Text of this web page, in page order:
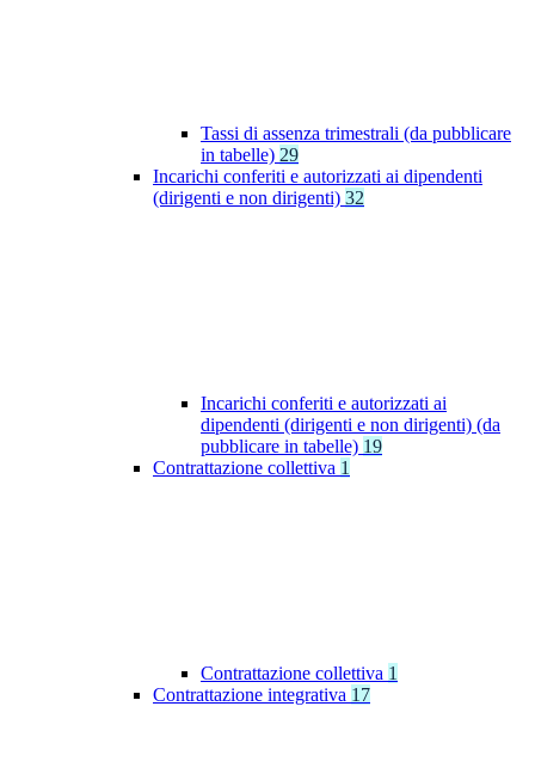
Tassi di assenza trimestrali (da pubblicare
in tabelle) 29
Incarichi conferiti e autorizzati ai dipendenti
(dirigenti e non dirigenti) 32
Incarichi conferiti e autorizzati ai
dipendenti (dirigenti e non dirigenti) (da
pubblicare in tabelle) 19
Contrattazione collettiva 1
Contrattazione collettiva 1
Contrattazione integrativa 17